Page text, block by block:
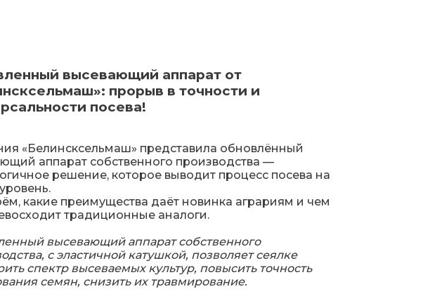
высевающий аппарат от
прорыв в точности и
посева!
«Белинсксельмаш» представила обновлённый
аппарат собственного производства —
решение, которое выводит процесс посева на
какие преимущества даёт новинка аграриям и чем
традиционные аналоги.
высевающий аппарат собственного
с эластичной катушкой, позволяет сеялке
спектр высеваемых культур, повысить точность
семян, снизить их травмирование.